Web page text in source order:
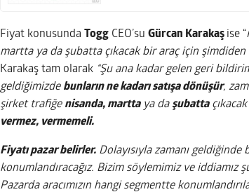
Fiyat konusunda Togg CEO’su Gürcan Karakaş ise “
martta ya da şubatta çıkacak bir araç için
Karakaş tam olarak “Şu ana kadar gelen geri
geldiğimizde bunların ne kadarı satışa dönüşür,
şirket trafiğe nisanda, marttaya daşubatta
vermez, vermemeli.
Fiyatı pazar belirler. Dolayısıyla zamanı
konumlandıracağız. Bizim söylemimiz ve iddiamız
Pazarda aracımızın hangi segmentte